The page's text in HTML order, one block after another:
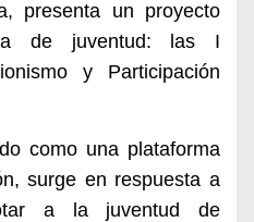
presenta un proyecto
de juventud: las I
y Participación
como una plataforma
surge en respuesta a
a la juventud de